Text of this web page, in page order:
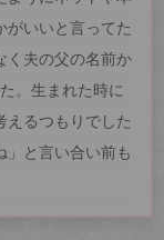
がいいと言ってた
く夫の父の名前か
。生まれた時に
えるつもりでした
」と言い合い前も